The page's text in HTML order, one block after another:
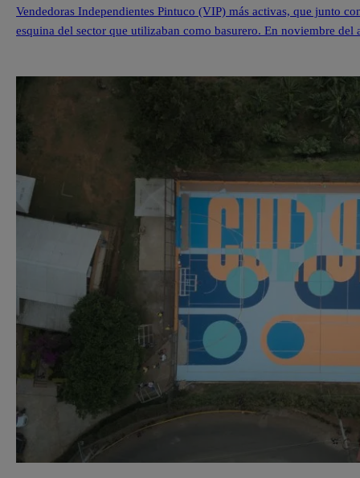
Vendedoras Independientes Pintuco (VIP) más activas, que junto
esquina del sector que utilizaban como basurero. En noviembre